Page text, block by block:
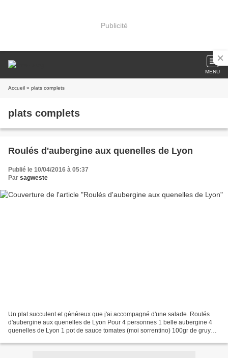
Publicité
MENU
Accueil » plats complets
plats complets
Roulés d'aubergine aux quenelles de Lyon
Publié le 10/04/2016 à 05:37
Par sagweste
Un plat succulent et généreux que j'ai accompagné d'une salade. Roulés
d'aubergine aux quenelles de Lyon Pour 4 personnes 1 belle aubergine 4
quenelles de Lyon 1 pot de sauce tomates (moi sorrentino) 100gr de gruyère